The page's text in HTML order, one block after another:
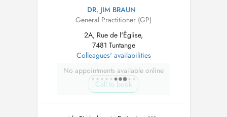
DR. JIM BRAUN
General Practitioner (GP)
2A, Rue de l'Église,
7481 Tuntange
Colleagues' availabilities
No appointments available online
Call to book